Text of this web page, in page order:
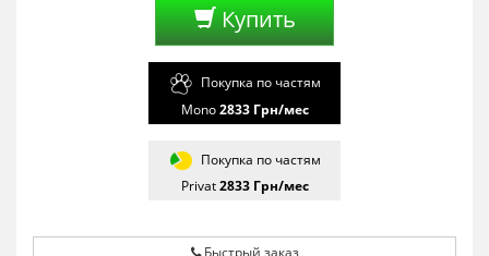
Купить
Покупка по частям
Mono2833Грн/мес
Покупка по частям
Privat2833Грн/мес